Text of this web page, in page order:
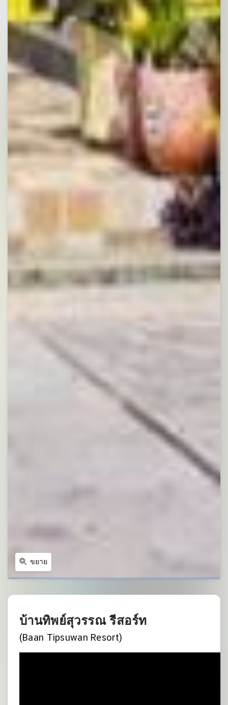
ขยาย
บ้านทิพย์สุวรรณ รีสอร์ท
(Baan Tipsuwan Resort)